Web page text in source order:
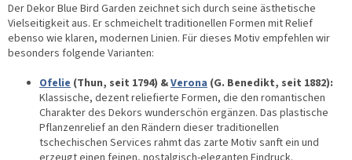
Der Dekor Blue Bird Garden zeichnet sich durch seine ästhetische
Vielseitigkeit aus. Er schmeichelt traditionellen Formen mit Relief
ebenso wie klaren, modernen Linien. Für dieses Motiv empfehlen wir
besonders folgende Varianten:
Ofelie (Thun, seit 1794) &Verona (G. Benedikt, seit 1882):
Klassische, dezent reliefierte Formen, die den romantischen
Charakter des Dekors wunderschön ergänzen. Das plastische
Pflanzenrelief an den Rändern dieser traditionellen
tschechischen Services rahmt das zarte Motiv sanft ein und